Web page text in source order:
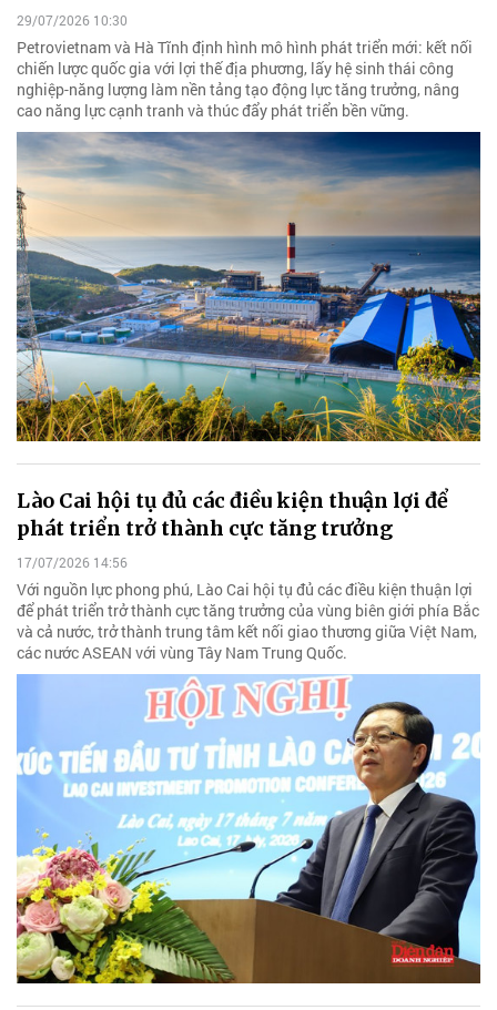
29/07/2026 10:30
Petrovietnam và Hà Tĩnh định hình mô hình phát triển mới: kết nối
chiến lược quốc gia với lợi thế địa phương, lấy hệ sinh thái công
nghiệp-năng lượng làm nền tảng tạo động lực tăng trưởng, nâng
cao năng lực cạnh tranh và thúc đẩy phát triển bền vững.
Lào Cai hội tụ đủ các điều kiện thuận lợi để
phát triển trở thành cực tăng trưởng
17/07/2026 14:56
Với nguồn lực phong phú, Lào Cai hội tụ đủ các điều kiện thuận lợi
để phát triển trở thành cực tăng trưởng của vùng biên giới phía Bắc
và cả nước, trở thành trung tâm kết nối giao thương giữa Việt Nam,
các nước ASEAN với vùng Tây Nam Trung Quốc.